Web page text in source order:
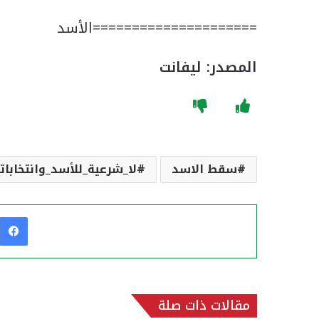
=====================الأسد
المصدر: ليفانت
سقط الاسد
مقالات ذات صلة